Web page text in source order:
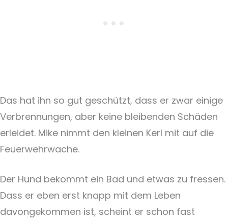
Das hat ihn so gut geschützt, dass er zwar einige
Verbrennungen, aber keine bleibenden Schäden
erleidet. Mike nimmt den kleinen Kerl mit auf die
Feuerwehrwache.
Der Hund bekommt ein Bad und etwas zu fressen.
Dass er eben erst knapp mit dem Leben
davongekommen ist, scheint er schon fast